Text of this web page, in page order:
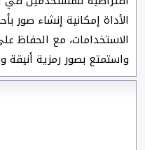
الأداة إمكانية إنشاء صور
الاستخدامات، مع الحفاظ
واستمتع بصور رمزية